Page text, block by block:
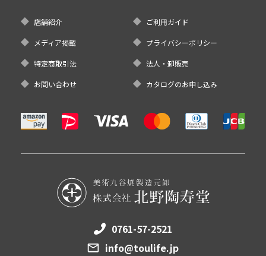
店舗紹介 ご利用ガイド
メディア掲載 プライバシーポリシー
特定商取引法 法人・卸販売
お問い合わせ カタログのお申し込み
0761-57-2521
info@toulife.jp